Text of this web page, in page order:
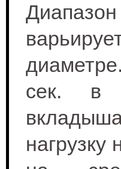
сек. в
нагрузку